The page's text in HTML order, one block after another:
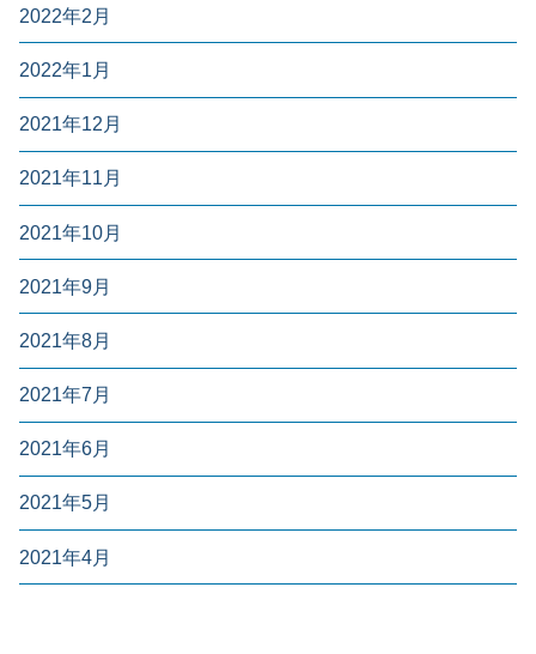
2022年2月
2022年1月
2021年12月
2021年11月
2021年10月
2021年9月
2021年8月
2021年7月
2021年6月
2021年5月
2021年4月